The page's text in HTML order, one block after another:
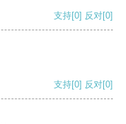
支持[0] 反对[0]
支持[0] 反对[0]